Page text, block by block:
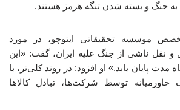
جنگ و بسته شدن تنگه هرمز هستند.
موسسه تحقیقاتی ایتوچو، در مورد
و نقل ناشی از جنگ علیه ایران، گفت: «این
پایان یابد.» او افزود: در روند کلی‌تر، با
توسط شرکت‌ها، تبادل کالاها